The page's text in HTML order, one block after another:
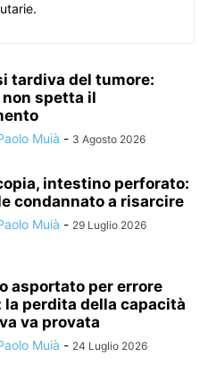
tardiva del tumore:
spetta il
Muià - 3 Agosto 2026
intestino perforato:
condannato a risarcire
Muià - 29 Luglio 2026
asportato per errore
la perdita della capacità
va provata
Muià - 24 Luglio 2026